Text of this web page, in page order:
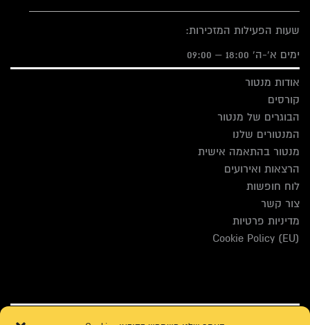
שעות הפעילות המזכירות:
ימים א'-ה' 18:00 – 09:00
אודות מנטור
קורסים
הבוגרים של מנטור
המנטורים שלנו
מנטור בהתאמה אישית
הרצאות ואירועים
לוח חופשות
צור קשר
מדיניות פרטיות
Cookie Policy (EU)